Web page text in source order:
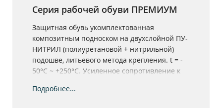
Серия рабочей обуви ПРЕМИУМ
Защитная обувь укомплектованная
композитным подноском на двухслойной ПУ-
НИТРИЛ (полиуретановой + нитрильной)
подошве, литьевого метода крепления. t = -
50°С ~ +250°С. Усиленное сопротивление к
2,0 мм.
Подробнее...